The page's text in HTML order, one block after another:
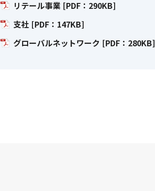
リテール事業 [PDF：290KB]
支社 [PDF：147KB]
グローバルネットワーク [PDF：280KB]